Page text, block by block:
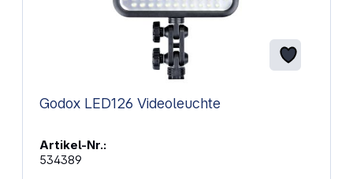
Godox LED126 Videoleuchte
Artikel-Nr.:
534389